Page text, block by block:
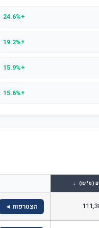
+24.6%
+19.2%
+15.9%
+15.6%
(מ' ₪) ↓
הצטרפות ◄